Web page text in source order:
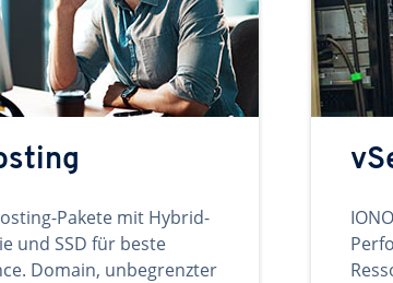
Pakete mit Hybrid-
und SSD für beste
Domain, unbegrenzter